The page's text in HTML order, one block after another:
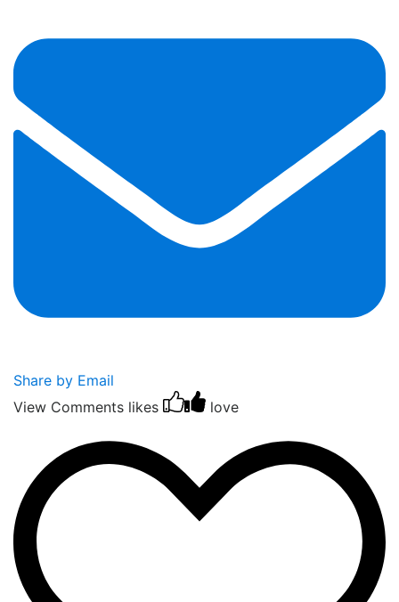
Share by Email
View Comments likes love